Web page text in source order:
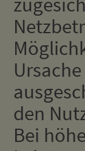
den
Bei